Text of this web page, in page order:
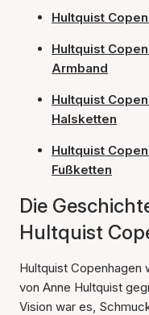
Hultquist
Hultquist
Armband
Hultquist
Halsketten
Hultquist
Fußketten
Die
Hultquist
Hultquist Copenhagen
von Anne Hultquist
Vision war es,